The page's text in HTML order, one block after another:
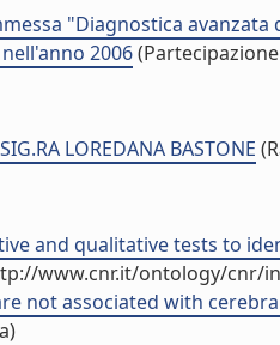
"Diagnostica
nell'anno 2006
LOREDANA BASTONE
and qualitative tests to
www.cnr.it/ontology/cnr/
not associated with